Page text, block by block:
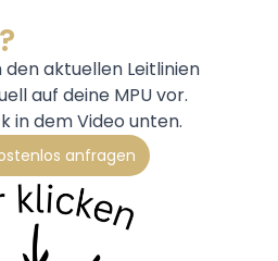
aktuellen Leitlinien
auf deine MPU vor.
in dem Video unten.
anfragen